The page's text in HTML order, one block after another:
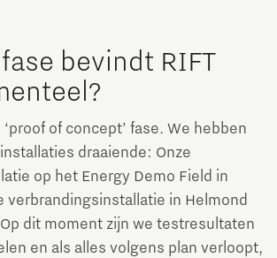
bevindt RIFT
of concept’ fase. We hebben
draaiende: Onze
op het Energy Demo Field in
verbrandingsinstallatie in Helmond
dit moment zijn we testresultaten
en als alles volgens plan verloopt,